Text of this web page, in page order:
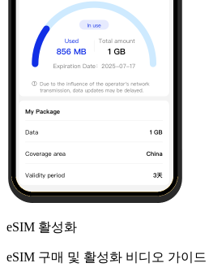
eSIM 활성화
eSIM 구매 및 활성화 비디오 가이드